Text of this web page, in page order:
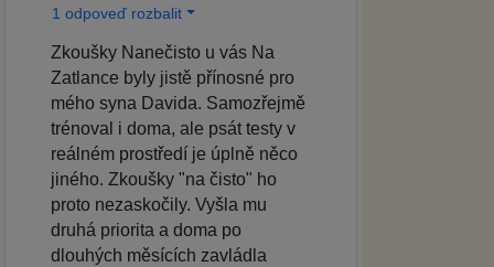
1 odpoveď rozbalit
Zkoušky Nanečisto u vás Na
Zatlance byly jistě přínosné pro
mého syna Davida. Samozřejmě
trénoval i doma, ale psát testy v
reálném prostředí je úplně něco
jiného. Zkoušky "na čisto" ho
proto nezaskočily. Vyšla mu
druhá priorita a doma po
dlouhých měsících zavládla